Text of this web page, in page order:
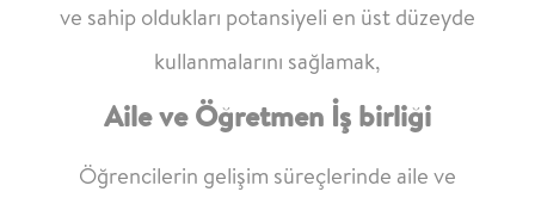
ve sahip oldukları potansiyeli en üst düzeyde
kullanmalarını sağlamak,
Aile ve Öğretmen İş birliği
Öğrencilerin gelişim süreçlerinde aile ve